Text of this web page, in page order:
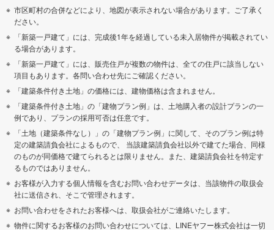
市区町村の合併などにより、地図が表示されない場合があります。ご了承く
ださい。
「新築一戸建て」には、完成後1年を経過している未入居物件が掲載されてい
る場合があります。
「新築一戸建て」には、販売住戸が複数の物件は、全ての住戸に該当しない
項目もあります。各問い合わせ先にご確認ください。
「建築条件付き土地」の価格には、建物価格は含まれません。
「建築条件付き土地」の「建物プラン例」は、土地購入者の設計プランの一
例であり、プランの採用可否は任意です。
「土地（建築条件なし）」の「建物プラン例」に関して、そのプラン例は特
定の建築請負会社によるもので、 当該建築請負会社以外で建てた場合、同様
のものが同価格で建てられるとは限りません。また、建築請負会社を特定す
るものではありません。
お客様が入力する個人情報を含むお問い合わせデータは、当該物件の取扱会
社に送信され、そこで管理されます。
お問い合わせをされたお客様へは、取扱会社がご連絡いたします。
物件に関するお客様のお問い合わせについては、LINEヤフー株式会社は一切